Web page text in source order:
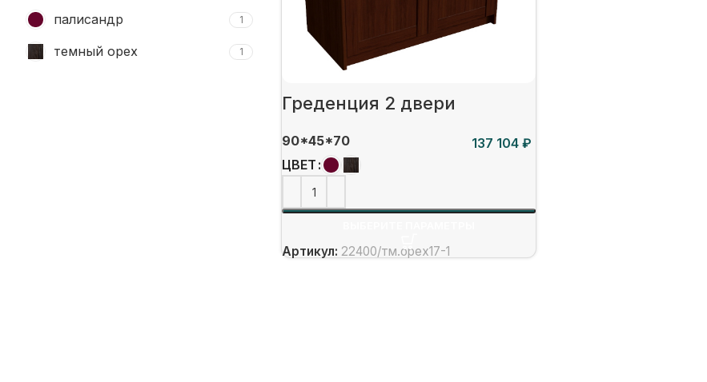
палисандр 1
темный орех 1
Греденция 2 двери
90*45*70
₽
ЦВЕТ
Артикул: 22400/тм.орех17-1